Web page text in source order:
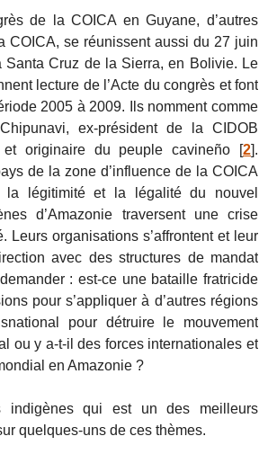
de la COICA en Guyane, d’autres
COICA, se réunissent aussi du 27 juin
Cruz de la Sierra, en Bolivie. Le
lecture de l’Acte du congrès et font
2005 à 2009. Ils nomment comme
ex-président de la CIDOB
originaire du peuple cavineño [2].
de la zone d’influence de la COICA
légitimité et la légalité du nouvel
d’Amazonie traversent une crise
organisations s’affrontent et leur
avec des structures de mandat
: est-ce une bataille fratricide
pour s’appliquer à d’autres régions
pour détruire le mouvement
ou y a-t-il des forces internationales et
en Amazonie ?
indigènes qui est un des meilleurs
quelques-uns de ces thèmes.